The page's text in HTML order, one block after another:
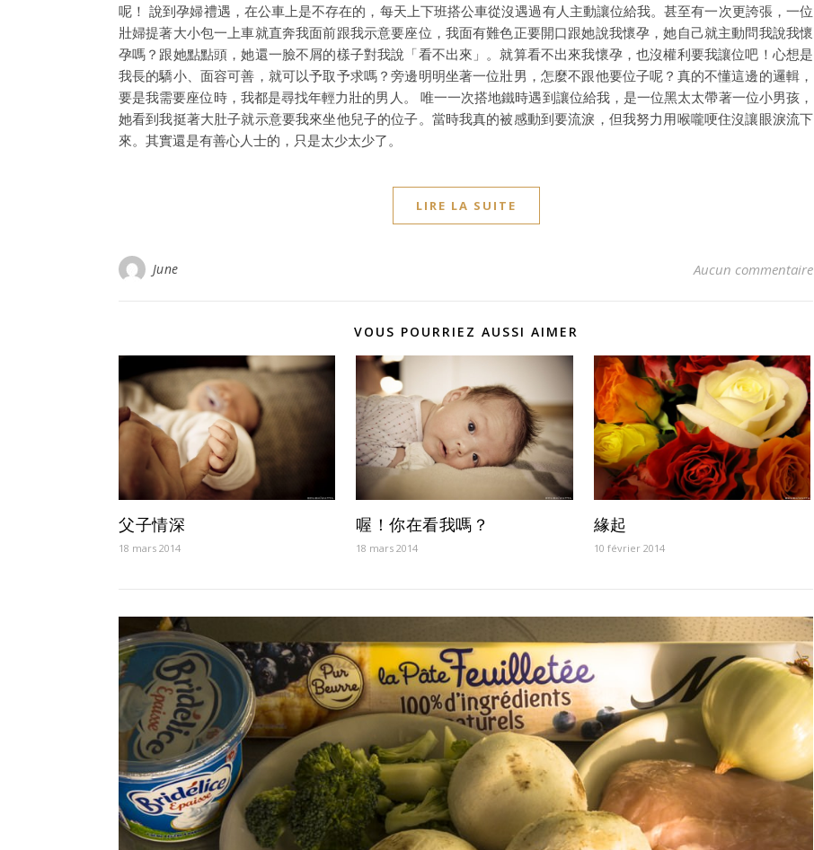
呢！ 說到孕婦禮遇，在公車上是不存在的，每天上下班搭公車從沒遇過有人主動讓位給我。甚至有一次更誇張，一位
壯婦提著大小包一上車就直奔我面前跟我示意要座位，我面有難色正要開口跟她說我懷孕，她自己就主動問我說我懷
孕嗎？跟她點點頭，她還一臉不屑的樣子對我說「看不出來」。就算看不出來我懷孕，也沒權利要我讓位吧！心想是
我長的驕小、面容可善，就可以予取予求嗎？旁邊明明坐著一位壯男，怎麼不跟他要位子呢？真的不懂這邊的邏輯，
要是我需要座位時，我都是尋找年輕力壯的男人。 唯一一次搭地鐵時遇到讓位給我，是一位黑太太帶著一位小男孩，
她看到我挺著大肚子就示意要我來坐他兒子的位子。當時我真的被感動到要流淚，但我努力用喉嚨哽住沒讓眼淚流下
來。其實還是有善心人士的，只是太少太少了。
LIRE LA SUITE
June Aucun commentaire
VOUS POURRIEZ AUSSI AIMER
父子情深
18 mars 2014
喔！你在看我嗎？
18 mars 2014
緣起
10 février 2014